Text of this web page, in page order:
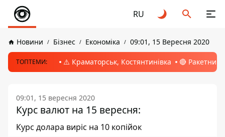
RU
Новини Бізнес Економіка 09:01, 15 Вересня 2020
ТОПТЕМИ: ⚠️ Краматорськ, Костянтинівка 🔴 Ракетний
09:01, 15 вересня 2020
Курс валют на 15 вересня:
Курс долара виріс на 10 копійок